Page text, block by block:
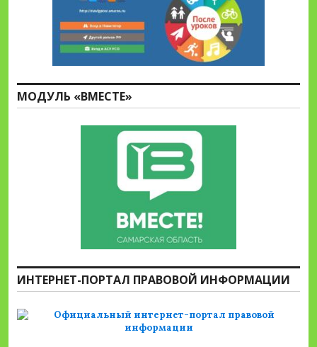
МОДУЛЬ «ВМЕСТЕ»
ИНТЕРНЕТ-ПОРТАЛ ПРАВОВОЙ ИНФОРМАЦИИ